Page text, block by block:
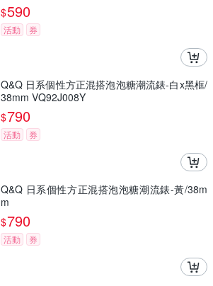
$590
活動 券
Q&Q 日系個性方正混搭泡泡糖潮流錶-白x黑框/
38mm VQ92J008Y
$790
活動 券
Q&Q 日系個性方正混搭泡泡糖潮流錶-黃/38m
m
$790
活動 券